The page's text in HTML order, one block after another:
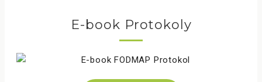
E-book Protokoly